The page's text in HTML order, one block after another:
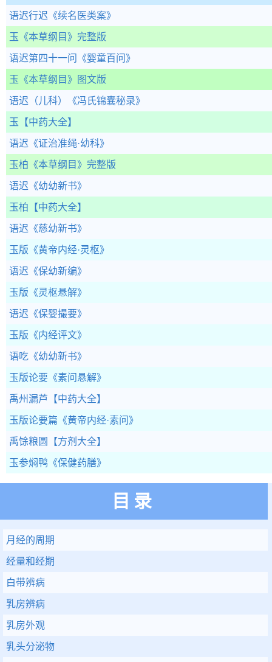
语迟行迟 《续名医类案》
玉 《本草纲目》完整版
语迟第四十一问 《婴童百问》
玉 《本草纲目》图文版
语迟（儿科） 《冯氏锦囊秘录》
玉 【中药大全】
语迟 《证治准绳·幼科》
玉柏 《本草纲目》完整版
语迟 《幼幼新书》
玉柏 【中药大全】
语迟 《慈幼新书》
玉版 《黄帝内经·灵枢》
语迟 《保幼新编》
玉版 《灵枢悬解》
语迟 《保婴撮要》
玉版 《内经评文》
语吃 《幼幼新书》
玉版论要 《素问悬解》
禹州漏芦 【中药大全】
玉版论要篇 《黄帝内经·素问》
禹馀粮圆 【方剂大全】
玉参焖鸭 《保健药膳》
目录
月经的周期
经量和经期
白带辨病
乳房辨病
乳房外观
乳头分泌物